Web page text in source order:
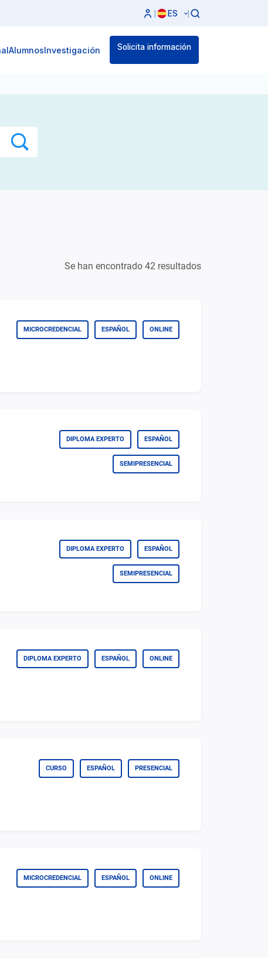
ES |
AlumnosInvestigación Solicita información
Se han encontrado 42 resultados
MICROCREDENCIAL ESPAÑOL ONLINE
DIPLOMA EXPERTO ESPAÑOL
SEMIPRESENCIAL
DIPLOMA EXPERTO ESPAÑOL
SEMIPRESENCIAL
DIPLOMA EXPERTO ESPAÑOL ONLINE
CURSO ESPAÑOL PRESENCIAL
MICROCREDENCIAL ESPAÑOL ONLINE